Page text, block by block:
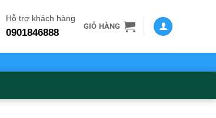
Hỗ trợ khách hàng
0901846888
GIỎ HÀNG